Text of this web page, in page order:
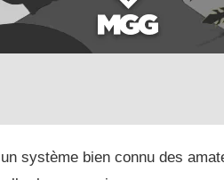
système bien connu des